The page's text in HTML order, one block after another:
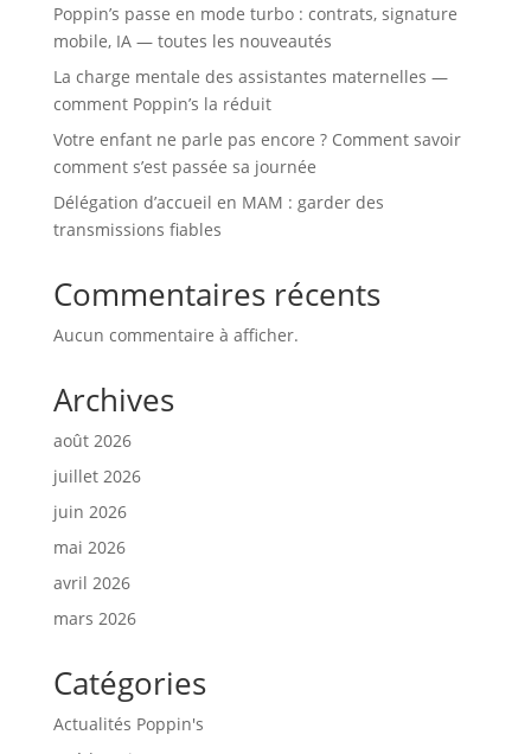
Poppin’s passe en mode turbo : contrats, signature
mobile, IA — toutes les nouveautés
La charge mentale des assistantes maternelles —
comment Poppin’s la réduit
Votre enfant ne parle pas encore ? Comment savoir
comment s’est passée sa journée
Délégation d’accueil en MAM : garder des
transmissions fiables
Commentaires récents
Aucun commentaire à afficher.
Archives
août 2026
juillet 2026
juin 2026
mai 2026
avril 2026
mars 2026
Catégories
Actualités Poppin's